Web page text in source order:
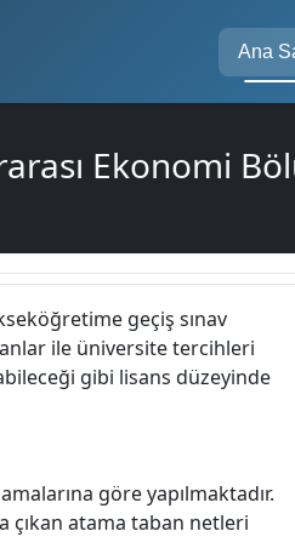
Ana
Ekonomi
geçiş sınav
ile üniversite tercihleri
gibi lisans düzeyinde
göre yapılmaktadır.
çıkan atama taban netleri